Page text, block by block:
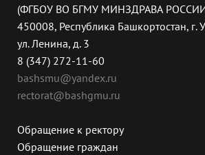
(ФГБОУ ВО БГМУ МИНЗДРАВА
450008, Республика Башкортостан, г.
ул. Ленина, д. 3
8 (347) 272-11-60
bashsmu@yandex.ru
rectorat@bashgmu.ru
Обращение к ректору
Обращение граждан